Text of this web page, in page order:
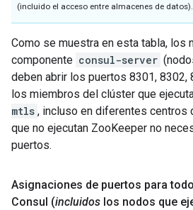
(incluido el acceso entre almacenes de
Como se muestra en esta tabla, los
componente consul-server
deben abrir los puertos 8301, 8302,
los miembros del clúster que
mtls , incluso en diferentes centros
que no ejecutan ZooKeeper no
puertos.
Asignaciones de puertos para
Consul (incluidos los nodos que